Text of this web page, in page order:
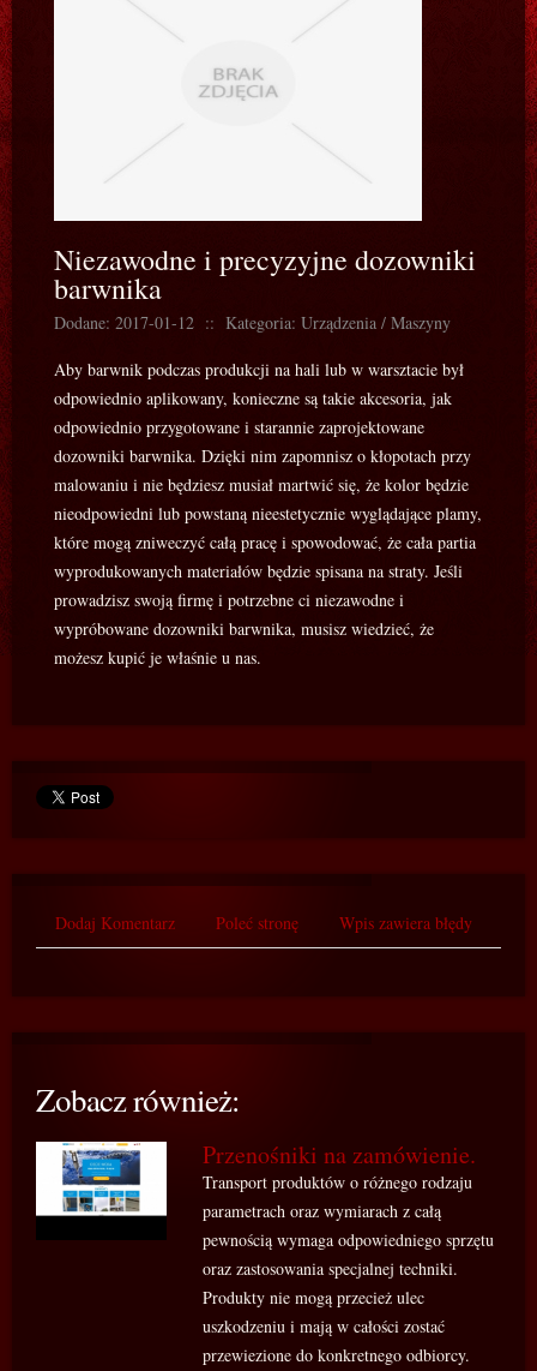
Niezawodne i precyzyjne dozowniki
barwnika
Dodane: 2017-01-12 :: Kategoria: Urządzenia / Maszyny
Aby barwnik podczas produkcji na hali lub w warsztacie był
odpowiednio aplikowany, konieczne są takie akcesoria, jak
odpowiednio przygotowane i starannie zaprojektowane
dozowniki barwnika. Dzięki nim zapomnisz o kłopotach przy
malowaniu i nie będziesz musiał martwić się, że kolor będzie
nieodpowiedni lub powstaną nieestetycznie wyglądające plamy,
które mogą zniweczyć całą pracę i spowodować, że cała partia
wyprodukowanych materiałów będzie spisana na straty. Jeśli
prowadzisz swoją firmę i potrzebne ci niezawodne i
wypróbowane dozowniki barwnika, musisz wiedzieć, że
możesz kupić je właśnie u nas.
Dodaj Komentarz Poleć stronę Wpis zawiera błędy
Zobacz również:
Przenośniki na zamówienie.
Transport produktów o różnego rodzaju
parametrach oraz wymiarach z całą
pewnością wymaga odpowiedniego sprzętu
oraz zastosowania specjalnej techniki.
Produkty nie mogą przecież ulec
uszkodzeniu i mają w całości zostać
przewiezione do konkretnego odbiorcy.